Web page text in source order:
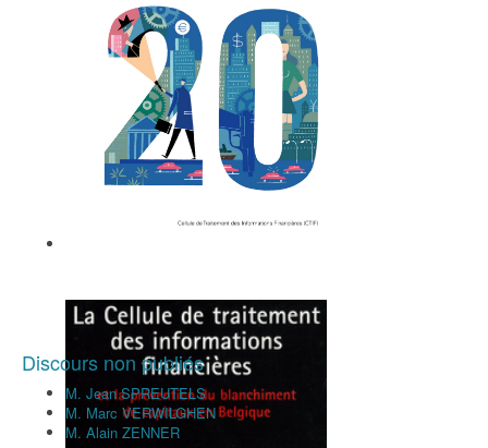
Discours non publiés
M. Jean SPREUTELS
M. Marc VERWILGHEN
M. Alain ZENNER